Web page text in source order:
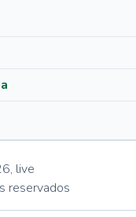
, live
reservados